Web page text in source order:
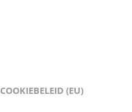
COOKIEBELEID (EU)